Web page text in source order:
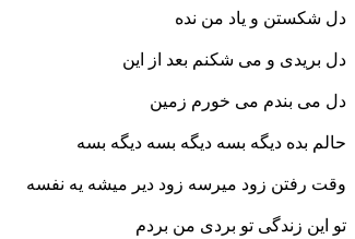
دل شکستن و یاد من نده
دل بریدی و می شکنم بعد از این
دل می بندم می خورم زمین
حالم بده دیگه بسه دیگه بسه دیگه بسه
وقت رفتن زود میرسه زود دیر میشه یه نفسه
تو این زندگی تو بردی من بردم